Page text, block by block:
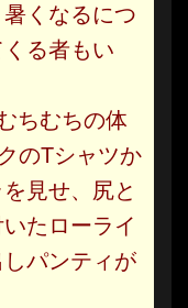
くなるにつ
る者もい
ちむちの体
のTシャツか
見せ、尻と
たローライ
パンティが